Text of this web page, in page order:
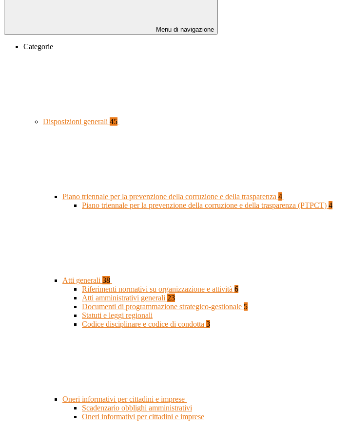
Menu di navigazione
Categorie
Disposizioni generali 45
Piano triennale per la prevenzione della corruzione e della trasparenza 4
Piano triennale per la prevenzione della corruzione e della trasparenza (PTPCT) 4
Atti generali 38
Riferimenti normativi su organizzazione e attività 6
Atti amministrativi generali 23
Documenti di programmazione strategico-gestionale 5
Statuti e leggi regionali
Codice disciplinare e codice di condotta 3
Oneri informativi per cittadini e imprese
Scadenzario obblighi amministrativi
Oneri informativi per cittadini e imprese